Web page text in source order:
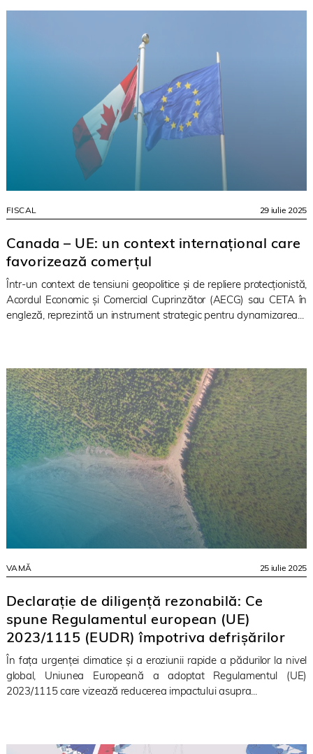
FISCAL 29 iulie 2025
Canada – UE: un context internațional care
favorizează comerțul
Într-un context de tensiuni geopolitice și de repliere protecționistă,
Acordul Economic și Comercial Cuprinzător (AECG) sau CETA în
engleză, reprezintă un instrument strategic pentru dynamizarea...
VAMĂ 25 iulie 2025
Declarație de diligență rezonabilă: Ce
spune Regulamentul european (UE)
2023/1115 (EUDR) împotriva defrișărilor
În fața urgenței climatice și a eroziunii rapide a pădurilor la nivel
global, Uniunea Europeană a adoptat Regulamentul (UE)
2023/1115 care vizează reducerea impactului asupra...